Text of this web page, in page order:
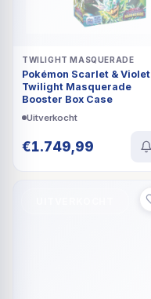
TWILIGHT MASQUERADE
Pokémon Scarlet & Violet
Twilight Masquerade
Booster Box Case
Uitverkocht
€1.749,99